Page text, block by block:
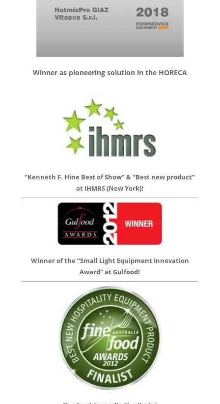
Winner as pioneering solution in the HORECA
“Kenneth F. Hine Best of Show” & “Best new product”
at IHMRS (New York)!
Winner of the “Small Light Equipment Innovation
Award” at Gulfood!